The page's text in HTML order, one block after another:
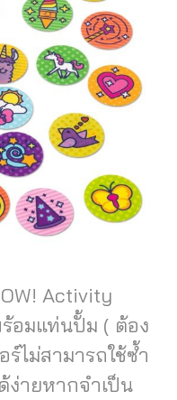
Activity
อมแท่นปั้ม ( ต้อง
ไม่สามารถใช้ซ้ำ
ง่ายหากจำเป็น